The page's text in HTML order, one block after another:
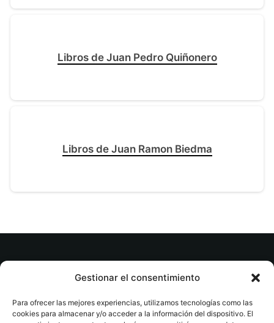
Gestionar el consentimiento
Para ofrecer las mejores experiencias, utilizamos tecnologías como las
cookies para almacenar y/o acceder a la información del dispositivo. El
Libros de Juan Pedro Quiñonero
Libros de Juan Ramon Biedma
© tuslibrosvip.com · Todos los derechos